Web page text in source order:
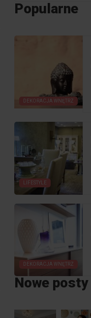
Popularne
DEKORACJA WNĘTRZ
LIFESTYLE
DEKORACJA WNĘTRZ
Nowe posty